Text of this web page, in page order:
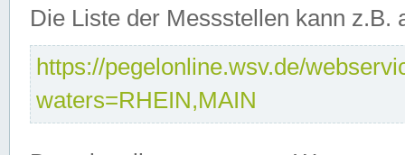
Die Liste der Messstellen kann
https://pegelonline.wsv.de/
waters=RHEIN,MAIN